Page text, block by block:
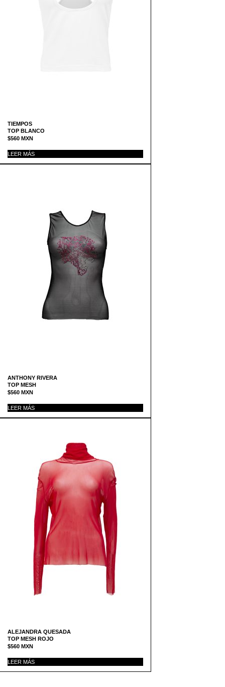
TIEMPOS
TOP BLANCO
$560 MXN
LEER MÁS
ANTHONY RIVERA
TOP MESH
$560 MXN
LEER MÁS
ALEJANDRA QUESADA
TOP MESH ROJO
$560 MXN
LEER MÁS